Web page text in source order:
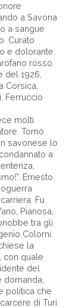
a Savona
a sangue
Curato
e dolorante
rosso.
del 1926,
Corsica,
Ferruccio
molti
Tornò
savonese lo
a
Ernesto
Fu
Pianosa,
tra gli
Colorni.
la
con quale
del
domanda,
politica che
di Turi